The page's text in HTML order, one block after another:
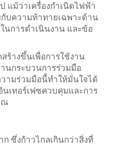
แม้ว่าเครื่องกำเนิดไฟฟ้า
บความท้าทายเฉพาะด้าน
นการดำเนินงาน และข้อ
ร้างขึ้นเพื่อการใช้งาน
นกระบวนการร่วมมือ
วามร่วมมือนี้ทำให้มั่นใจได้
เทอร์เฟซควบคุมและการ
ณ
ซึ่งก้าวไกลเกินกว่าสิ่งที่